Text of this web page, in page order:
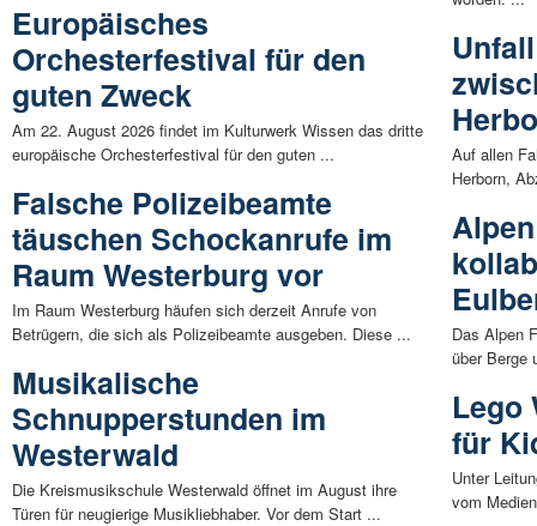
Europäisches
Orchesterfestival für den
guten Zweck
Am 22. August 2026 findet im Kulturwerk Wissen das dritte
europäische Orchesterfestival für den guten ...
Falsche Polizeibeamte
täuschen Schockanrufe im
Raum Westerburg vor
Im Raum Westerburg häufen sich derzeit Anrufe von
Betrügern, die sich als Polizeibeamte ausgeben. Diese ...
Musikalische
Schnupperstunden im
Westerwald
Die Kreismusikschule Westerwald öffnet im August ihre
Türen für neugierige Musikliebhaber. Vor dem Start ...
Auf allen
Herborn,
Das Alpen
über Berge
Lego
für
Unter
vom